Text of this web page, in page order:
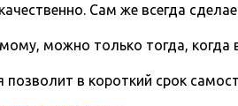
Сам же всегда
можно только тогда,
позволит в короткий срок